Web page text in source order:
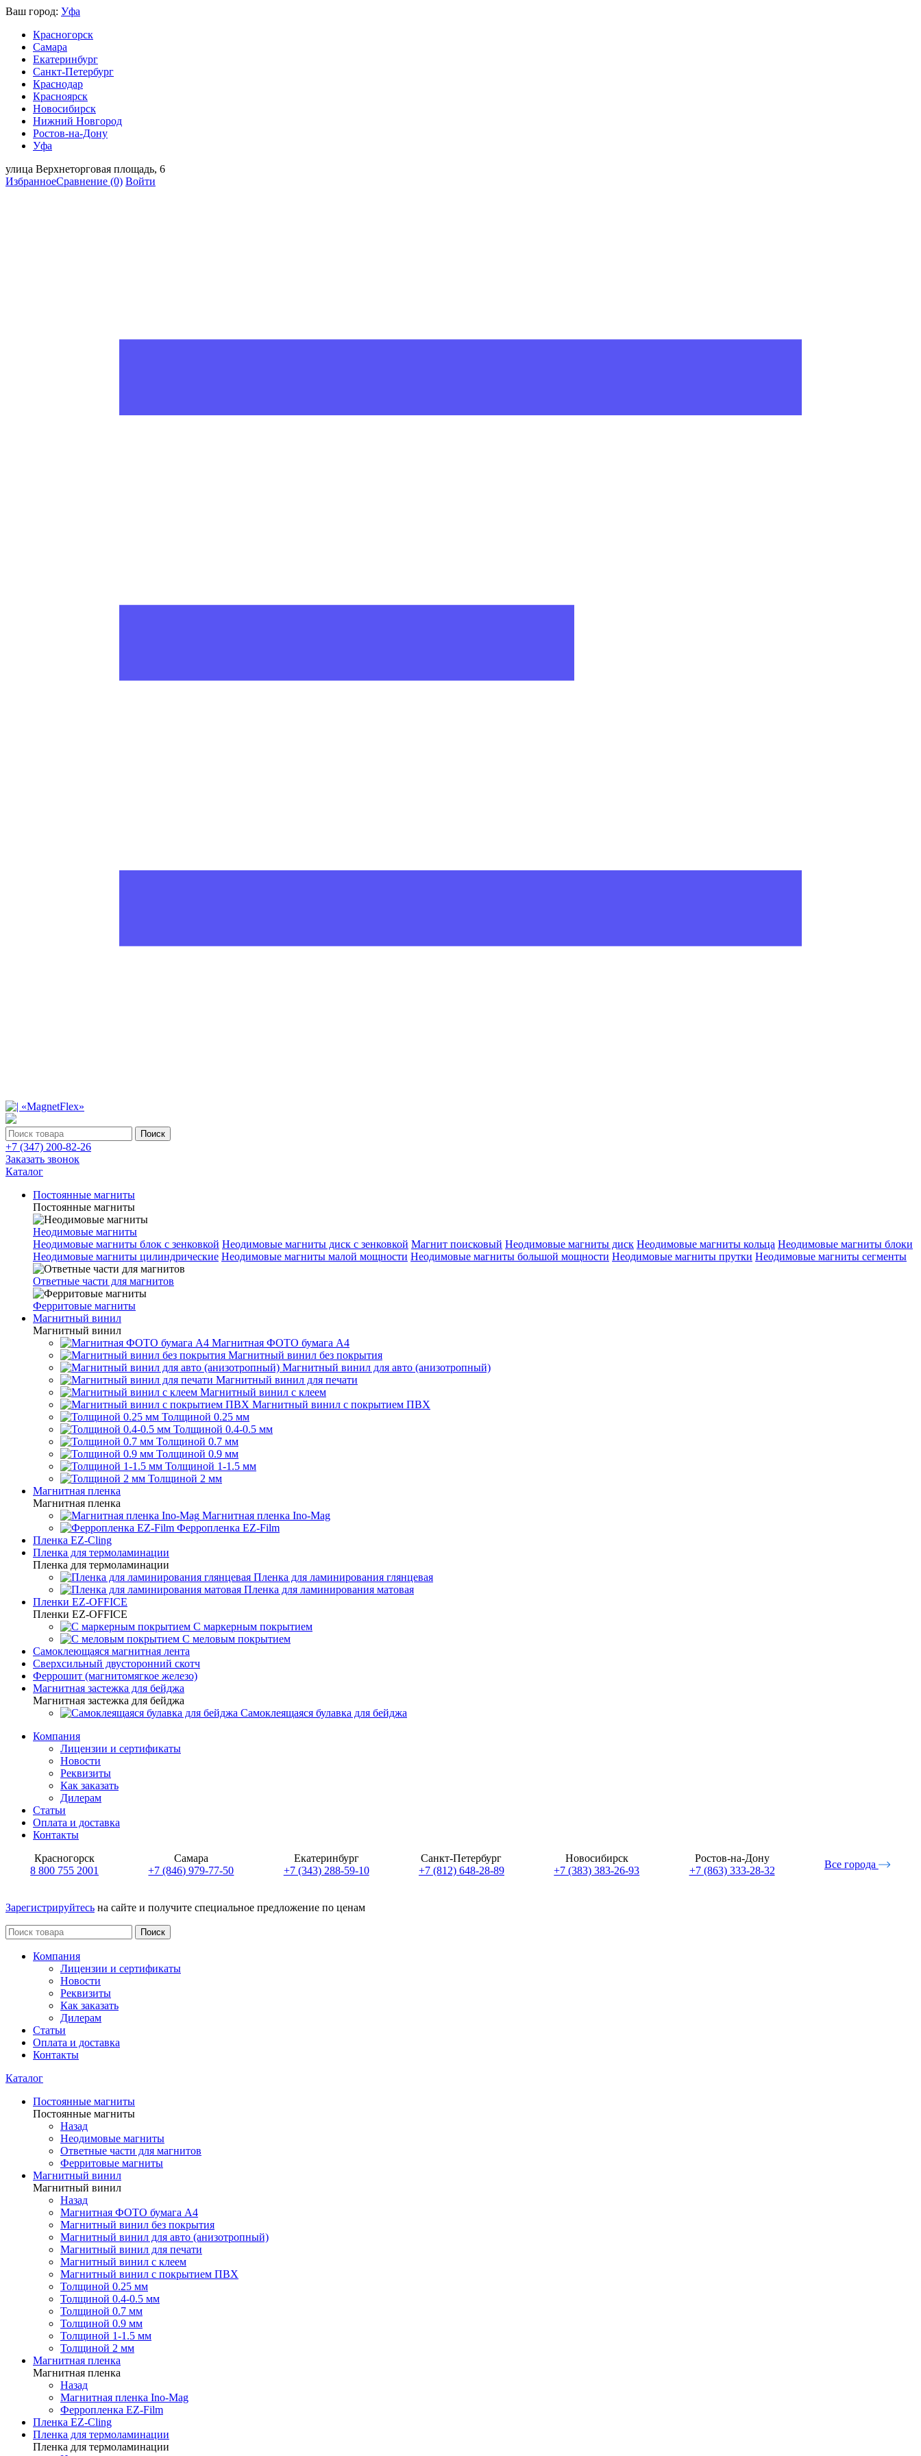
Ваш город: Уфа
Красногорск
Самара
Екатеринбург
Санкт-Петербург
Краснодар
Красноярск
Новосибирск
Нижний Новгород
Ростов-на-Дону
Уфа
улица Верхнеторговая площадь, 6
ИзбранноеСравнение (0) Войти
Поиск
+7 (347) 200-82-26
Заказать звонок
Каталог
Постоянные магниты
Постоянные магниты
Неодимовые магниты
Неодимовые магниты блок с зенковкой Неодимовые магниты диск с зенковкой Магнит поисковый Неодимовые магниты диск Неодимовые магниты кольца Неодимовые магниты блоки
Неодимовые магниты цилиндрические Неодимовые магниты малой мощности Неодимовые магниты большой мощности Неодимовые магниты прутки Неодимовые магниты сегменты
Ответные части для магнитов
Ферритовые магниты
Магнитный винил
Магнитный винил
Магнитная ФОТО бумага А4
Магнитный винил без покрытия
Магнитный винил для авто (анизотропный)
Магнитный винил для печати
Магнитный винил с клеем
Магнитный винил с покрытием ПВХ
Толщиной 0.25 мм
Толщиной 0.4-0.5 мм
Толщиной 0.7 мм
Толщиной 0.9 мм
Толщиной 1-1.5 мм
Толщиной 2 мм
Магнитная пленка
Магнитная пленка
Магнитная пленка Ino-Mag
Ферропленка EZ-Film
Пленка EZ-Cling
Пленка для термоламинации
Пленка для термоламинации
Пленка для ламинирования глянцевая
Пленка для ламинирования матовая
Пленки EZ-OFFICE
Пленки EZ-OFFICE
С маркерным покрытием
С меловым покрытием
Самоклеющаяся магнитная лента
Сверхсильный двусторонний скотч
Феррошит (магнитомягкое железо)
Магнитная застежка для бейджа
Магнитная застежка для бейджа
Самоклеящаяся булавка для бейджа
Компания
Лицензии и сертификаты
Новости
Реквизиты
Как заказать
Дилерам
Статьи
Оплата и доставка
Контакты
Красногорск
8 800 755 2001
Самара
+7 (846) 979-77-50
Екатеринбург
+7 (343) 288-59-10
Санкт-Петербург
+7 (812) 648-28-89
Новосибирск
+7 (383) 383-26-93
Ростов-на-Дону
+7 (863) 333-28-32
Все города
Зарегистрируйтесь на сайте и получите специальное предложение по ценам
Поиск
Компания
Лицензии и сертификаты
Новости
Реквизиты
Как заказать
Дилерам
Статьи
Оплата и доставка
Контакты
Каталог
Постоянные магниты
Постоянные магниты
Назад
Неодимовые магниты
Ответные части для магнитов
Ферритовые магниты
Магнитный винил
Магнитный винил
Назад
Магнитная ФОТО бумага А4
Магнитный винил без покрытия
Магнитный винил для авто (анизотропный)
Магнитный винил для печати
Магнитный винил с клеем
Магнитный винил с покрытием ПВХ
Толщиной 0.25 мм
Толщиной 0.4-0.5 мм
Толщиной 0.7 мм
Толщиной 0.9 мм
Толщиной 1-1.5 мм
Толщиной 2 мм
Магнитная пленка
Магнитная пленка
Назад
Магнитная пленка Ino-Mag
Ферропленка EZ-Film
Пленка EZ-Cling
Пленка для термоламинации
Пленка для термоламинации